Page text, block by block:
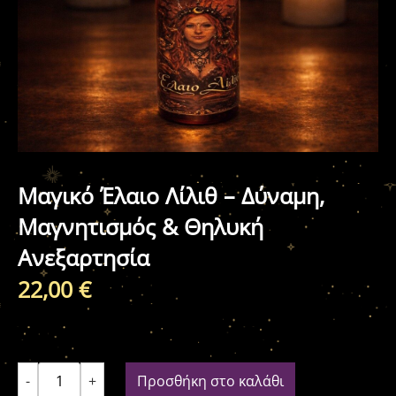
Μαγικό Έλαιο Λίλιθ – Δύναμη,
Μαγνητισμός & Θηλυκή
Ανεξαρτησία
22,00 €
- + Προσθήκη στο καλάθι